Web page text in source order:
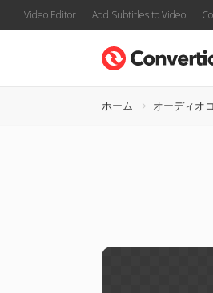
Video Editor Add Subtitles to Video
ホーム オーディオ